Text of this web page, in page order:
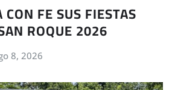
FE SUS FIESTAS
ROQUE 2026
8, 2026